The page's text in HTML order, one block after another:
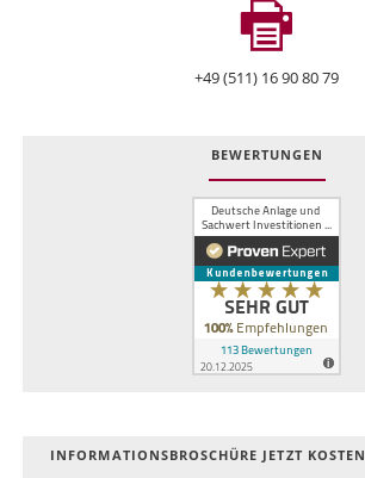
+49 (511) 16 90 80 79
BEWERTUNGEN
INFOR­MATIONS­BROSCHÜRE JETZT